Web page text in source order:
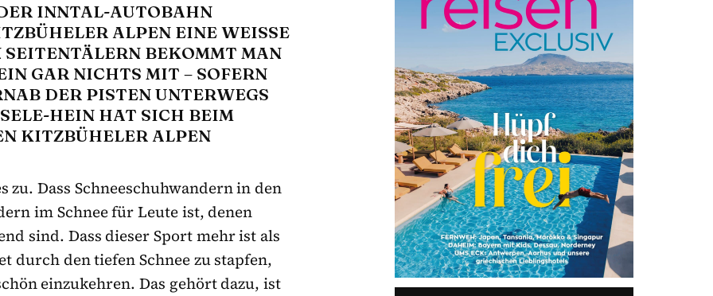
INNTAL-AUTOBAHN
ALPEN EINE WEISSE W
BEKOMMT MAN V
GAR NICHTS MIT – SOFERN M
DER PISTEN UNTERWEGS I
HEIN HAT SICH BEIM S
KITZBÜHELER ALPEN V
Dass Schneeschuhwandern in den
im Schnee für Leute ist, denen
sind. Dass dieser Sport mehr ist als
durch den tiefen Schnee zu stapfen,
einzukehren. Das gehört dazu, ist